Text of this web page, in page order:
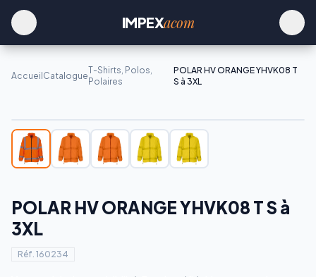
IMPEXacom
Accueil Catalogue
T-Shirts, Polos,
Polaires
POLAR HV ORANGE YHVK08 T
S à 3XL
POLAR HV ORANGE YHVK08 T S à
3XL
Réf. 160234